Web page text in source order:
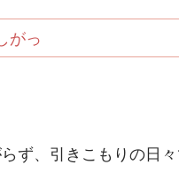
がっ
ず、引きこもりの日々